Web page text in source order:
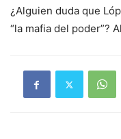
¿Alguien duda que
“la mafia del poder”?